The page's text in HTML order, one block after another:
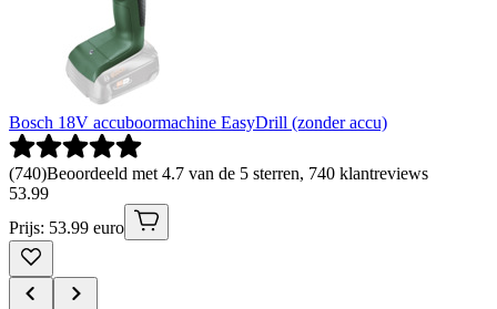
Bosch 18V accuboormachine EasyDrill (zonder accu)
(740)Beoordeeld met 4.7 van de 5 sterren, 740 klantreviews
53.99
Prijs: 53.99 euro